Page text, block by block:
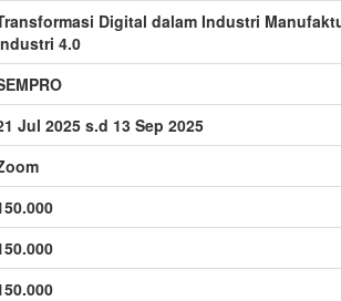
Digital dalam Industri
4.0
Jul 2025 s.d 13 Sep 2025